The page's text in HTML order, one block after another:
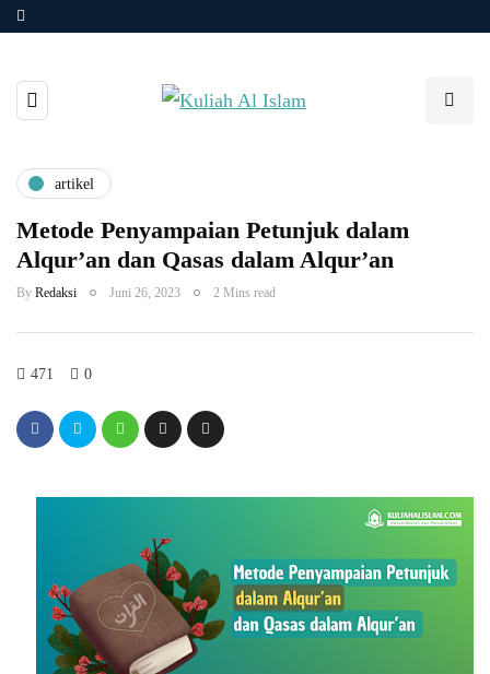
artikel
Metode Penyampaian Petunjuk dalam
Alqur’an dan Qasas dalam Alqur’an
By Redaksi Juni 26, 2023 2 Mins read
471 0